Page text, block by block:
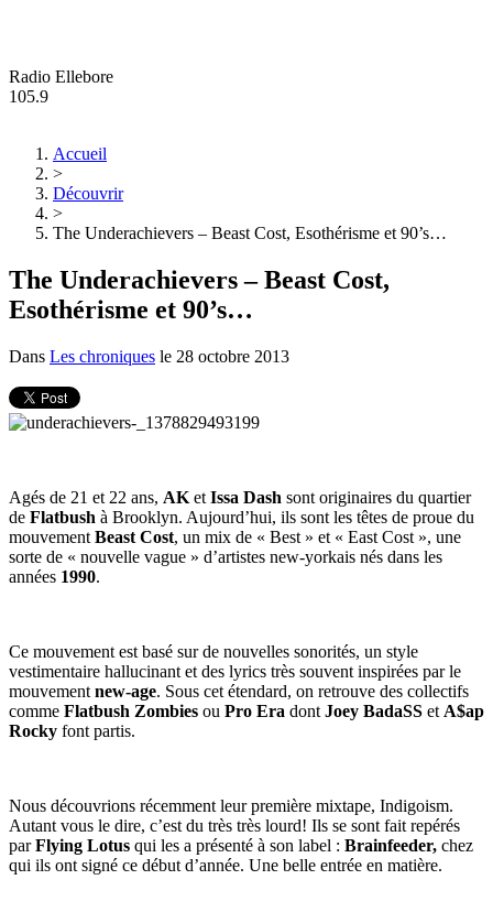
Radio Ellebore
105.9
Accueil
>
Découvrir
>
The Underachievers – Beast Cost, Esothérisme et 90’s…
The Underachievers – Beast Cost,
Esothérisme et 90’s…
Dans Les chroniques le 28 octobre 2013
Agés de 21 et 22 ans, AK et Issa Dash sont originaires du quartier
de Flatbush à Brooklyn. Aujourd’hui, ils sont les têtes de proue du
mouvement Beast Cost, un mix de « Best » et « East Cost », une
sorte de « nouvelle vague » d’artistes new-yorkais nés dans les
années 1990.
Ce mouvement est basé sur de nouvelles sonorités, un style
vestimentaire hallucinant et des lyrics très souvent inspirées par le
mouvement new-age. Sous cet étendard, on retrouve des collectifs
comme Flatbush Zombies ou Pro Era dont Joey BadaSS et A$ap
Rocky font partis.
Nous découvrions récemment leur première mixtape, Indigoism.
Autant vous le dire, c’est du très très lourd! Ils se sont fait repérés
parFlying Lotus qui les a présenté à son label : Brainfeeder, chez
qui ils ont signé ce début d’année. Une belle entrée en matière.